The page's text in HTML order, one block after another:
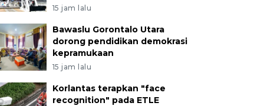
15 jam lalu
Bawaslu Gorontalo Utara
dorong pendidikan demokrasi
kepramukaan
15 jam lalu
Korlantas terapkan "face
recognition" pada ETLE